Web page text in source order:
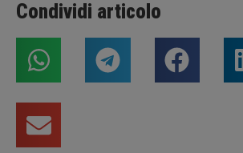
Condividi articolo